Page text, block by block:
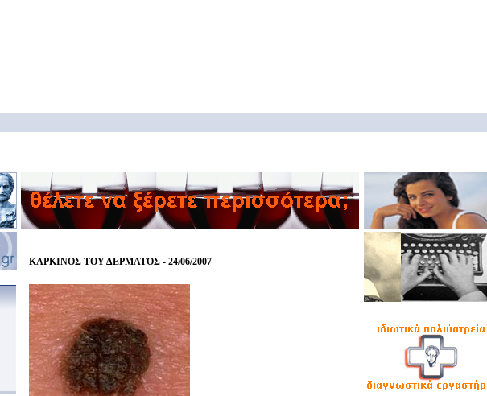
ΚΑΡΚΙΝΟΣ ΤΟΥ ΔΕΡΜΑΤΟΣ - 24/06/2007